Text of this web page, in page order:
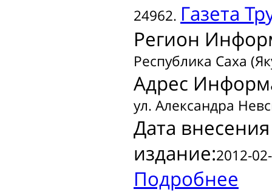
24962. Газета
Регион
Республика Саха
Адрес
ул. Александра
Дата
издание:2012-
Подробнее